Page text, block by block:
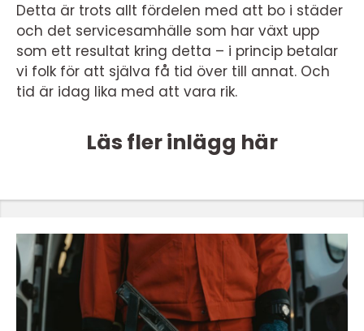
Detta är trots allt fördelen med att bo i städer
och det servicesamhälle som har växt upp
som ett resultat kring detta – i princip betalar
vi folk för att själva få tid över till annat. Och
tid är idag lika med att vara rik.
Läs fler inlägg här